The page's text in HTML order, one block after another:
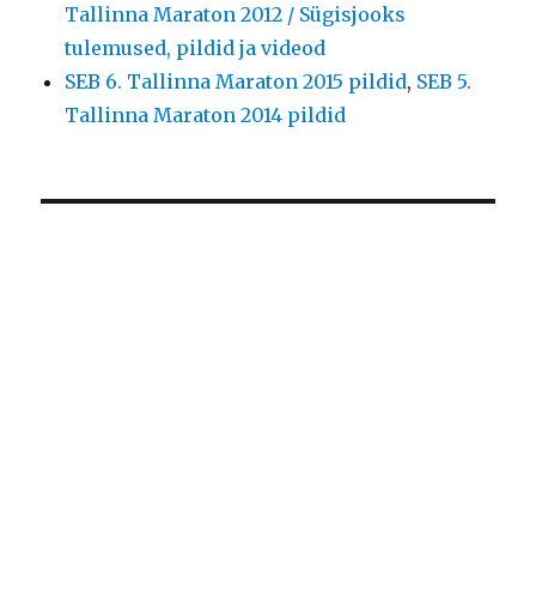
Tallinna Maraton 2012 / Sügisjooks
tulemused, pildid ja videod
SEB 6. Tallinna Maraton 2015 pildid, SEB 5.
Tallinna Maraton 2014 pildid